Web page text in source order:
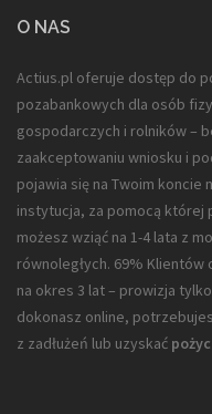
O NAS
Actius.pl oferuje dostęp do
pozabankowych dla osób
gospodarczych i rolników–
zaakceptowaniu wniosku i
pojawia się na Twoim koncie
instytucja, za pomocą której
możesz wziąć na 1-4 lata z
równoległych. 69% Klientów
na okres 3 lat – prowizja
dokonasz online,
z zadłużeń lub uzyskać